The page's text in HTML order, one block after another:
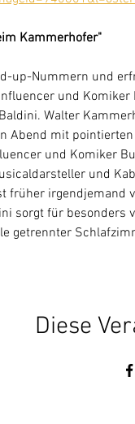
Kammerhofer"
up-Nummern und
und
Walter
Abend mit
und Komiker
und
früher irgendjemand
sorgt für
getrennter
Diese